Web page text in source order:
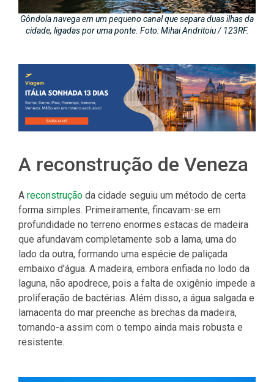
Gôndola navega em um pequeno canal que separa duas ilhas da
cidade, ligadas por uma ponte. Foto: Mihai Andritoiu / 123RF.
A reconstrução de Veneza
A reconstrução da cidade seguiu um método de certa
forma simples. Primeiramente, fincavam-se em
profundidade no terreno enormes estacas de madeira
que afundavam completamente sob a lama, uma do
lado da outra, formando uma espécie de paliçada
embaixo d’água. A madeira, embora enfiada no lodo da
laguna, não apodrece, pois a falta de oxigênio impede a
proliferação de bactérias. Além disso, a água salgada e
lamacenta do mar preenche as brechas da madeira,
tornando-a assim com o tempo ainda mais robusta e
resistente.